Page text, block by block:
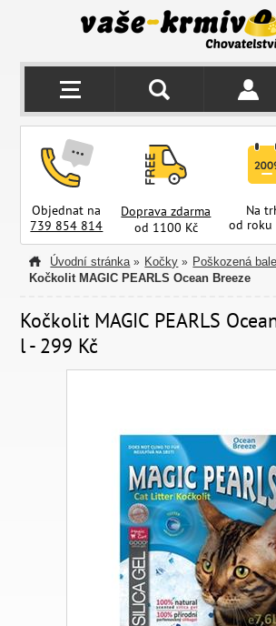
Objednat na
739 854 814
Doprava zdarma
od 1100 Kč
Na
od roku
Úvodní stránka » Kočky » Poškozená
Kočkolit MAGIC PEARLS Ocean Breeze
Kočkolit MAGIC PEARLS
l - 299 Kč